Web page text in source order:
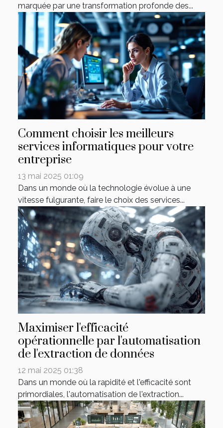
marquée par une transformation profonde des...
Comment choisir les meilleurs
services informatiques pour votre
entreprise
13 mai 2025 01:09
Dans un monde où la technologie évolue à une
vitesse fulgurante, faire le choix des services...
Maximiser l'efficacité
opérationnelle par l'automatisation
de l'extraction de données
12 mai 2025 01:38
Dans un monde où la rapidité et l'efficacité sont
primordiales, l'automatisation de l'extraction...